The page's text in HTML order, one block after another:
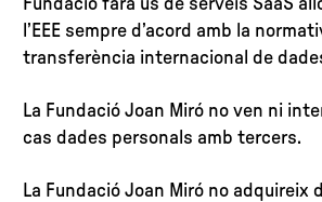
Fundació farà ús de serveis SaaS
l’EEE sempre d’acord amb la
transferència internacional de
La Fundació Joan Miró no ven ni
cas dades personals amb tercers.
La Fundació Joan Miró no adquireix